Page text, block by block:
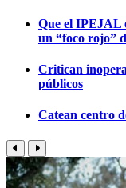
Que el IPEJAL
un “foco rojo”
Critican
públicos
Catean centro